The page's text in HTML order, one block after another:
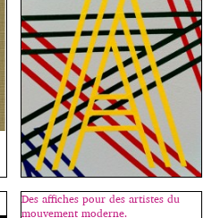
Des affiches pour des artistes du
mouvement moderne.